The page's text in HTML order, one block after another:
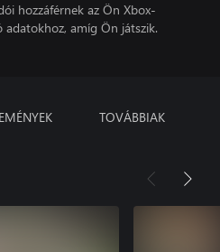
hozzáférnek az Ön Xbox-
adatokhoz, amíg Ön játszik.
TOVÁBBIAK